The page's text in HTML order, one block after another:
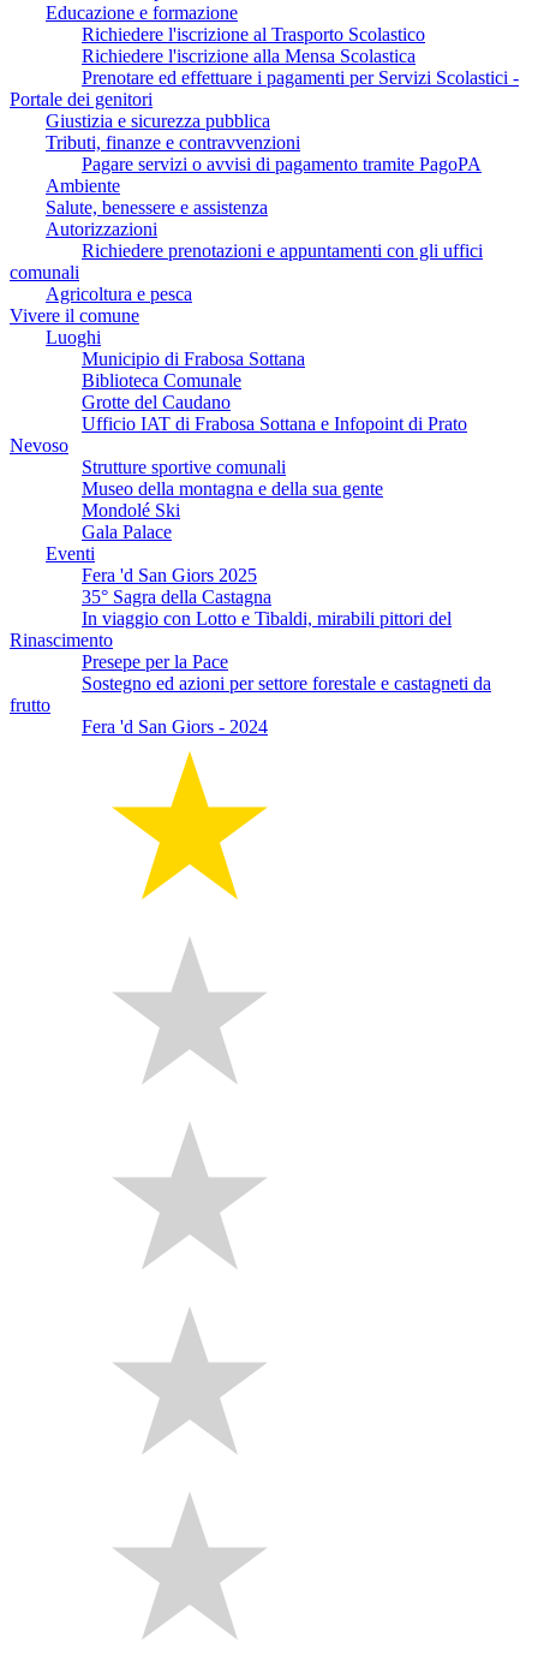
Educazione e formazione
Richiedere l'iscrizione al Trasporto Scolastico
Richiedere l'iscrizione alla Mensa Scolastica
Prenotare ed effettuare i pagamenti per Servizi Scolastici -
Portale dei genitori
Giustizia e sicurezza pubblica
Tributi, finanze e contravvenzioni
Pagare servizi o avvisi di pagamento tramite PagoPA
Ambiente
Salute, benessere e assistenza
Autorizzazioni
Richiedere prenotazioni e appuntamenti con gli uffici
comunali
Agricoltura e pesca
Vivere il comune
Luoghi
Municipio di Frabosa Sottana
Biblioteca Comunale
Grotte del Caudano
Ufficio IAT di Frabosa Sottana e Infopoint di Prato
Nevoso
Strutture sportive comunali
Museo della montagna e della sua gente
Mondolé Ski
Gala Palace
Eventi
Fera 'd San Giors 2025
35° Sagra della Castagna
In viaggio con Lotto e Tibaldi, mirabili pittori del
Rinascimento
Presepe per la Pace
Sostegno ed azioni per settore forestale e castagneti da
frutto
Fera 'd San Giors - 2024